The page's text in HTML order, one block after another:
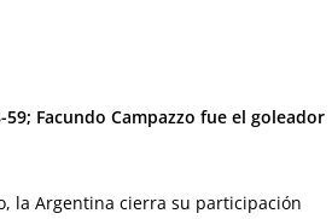
Facundo Campazzo fue el goleador
la Argentina cierra su participación